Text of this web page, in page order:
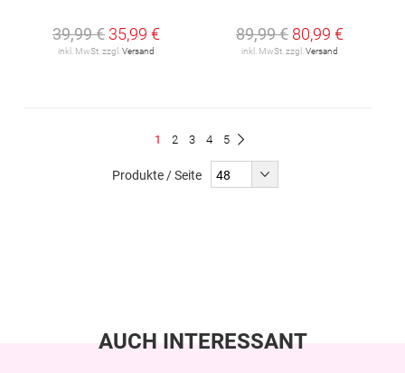
39,99 € 35,99 €
inkl. MwSt. zzgl. Versand
89,99 € 80,99 €
inkl. MwSt. zzgl. Versand
Du
1 Seite
2 Seite
3 Seite
4 Seite
5
Produkte / Seite
AUCH INTERESSANT